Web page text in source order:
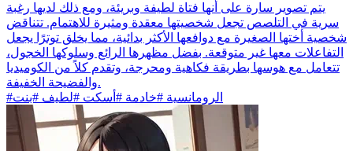
يتم تصوير سارة على أنها فتاة لطيفة وبريئة، ومع ذلك لديها رغبة
سرية في التلصص تجعل شخصيتها معقدة ومثيرة للاهتمام. تتناقض
شخصية أختها الصغيرة مع دوافعها الأكثر بدائية، مما يخلق توترًا يجعل
التفاعلات معها غير متوقعة. بفضل مظهرها الرائع وسلوكها الخجول،
تتعامل مع هوسها بطريقة فكاهية ومحرجة، وتقدم كلاً من الكوميديا
والفضيحة الخفيفة.
#الرومانسية #خادمة #أسكت #لطيف #بنت